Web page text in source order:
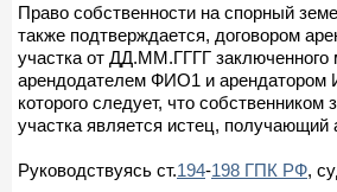
Право собственности на спорный
также подтверждается, договором
участка от ДД.ММ.ГГГГ заключенного
арендодателем ФИО1 и
которого следует, что собственником
участка является истец, получающий
Руководствуясь ст.194-198 ГПК РФ,